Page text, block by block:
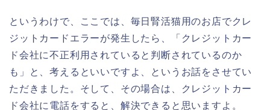
というわけで、ここでは、毎日腎活猫用のお店でクレ
ジットカードエラーが発生したら、「クレジットカー
ド会社に不正利用されていると判断されているのか
も」と、考えるといいですよ、というお話をさせてい
ただきました。そして、その場合は、クレジットカー
ド会社に電話をすると、解決できると思いますよ。